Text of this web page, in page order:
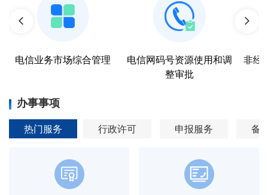
电信业务市场综合管理
电信网码号资源使用和调
整审批
非经
办事事项
热门服务 行政许可 申报服务 备